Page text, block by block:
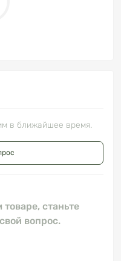
в ближайшее время.
станьте
вопрос.